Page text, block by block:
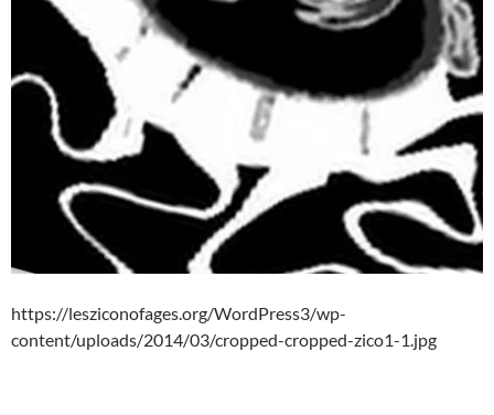
https://lesziconofages.org/WordPress3/wp-
content/uploads/2014/03/cropped-cropped-zico1-1.jpg